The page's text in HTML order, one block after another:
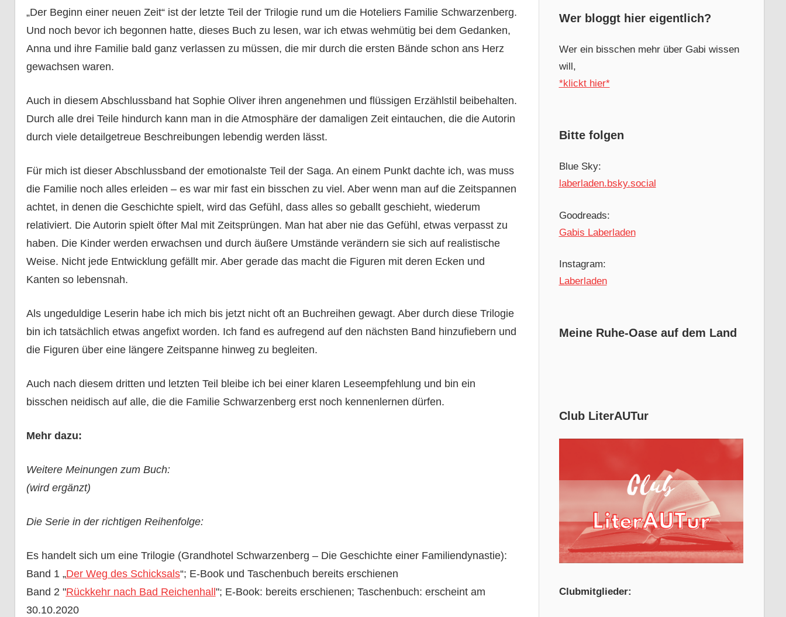
„Der Beginn einer neuen Zeit“ ist der letzte Teil der Trilogie rund um die Hoteliers Familie Schwarzenberg.
Und noch bevor ich begonnen hatte, dieses Buch zu lesen, war ich etwas wehmütig bei dem Gedanken,
Anna und ihre Familie bald ganz verlassen zu müssen, die mir durch die ersten Bände schon ans Herz
gewachsen waren.
Auch in diesem Abschlussband hat Sophie Oliver ihren angenehmen und flüssigen Erzählstil beibehalten.
Durch alle drei Teile hindurch kann man in die Atmosphäre der damaligen Zeit eintauchen, die die Autorin
durch viele detailgetreue Beschreibungen lebendig werden lässt.
Für mich ist dieser Abschlussband der emotionalste Teil der Saga. An einem Punkt dachte ich, was muss
die Familie noch alles erleiden – es war mir fast ein bisschen zu viel. Aber wenn man auf die Zeitspannen
achtet, in denen die Geschichte spielt, wird das Gefühl, dass alles so geballt geschieht, wiederum
relativiert. Die Autorin spielt öfter Mal mit Zeitsprüngen. Man hat aber nie das Gefühl, etwas verpasst zu
haben. Die Kinder werden erwachsen und durch äußere Umstände verändern sie sich auf realistische
Weise. Nicht jede Entwicklung gefällt mir. Aber gerade das macht die Figuren mit deren Ecken und
Kanten so lebensnah.
Als ungeduldige Leserin habe ich mich bis jetzt nicht oft an Buchreihen gewagt. Aber durch diese Trilogie
bin ich tatsächlich etwas angefixt worden. Ich fand es aufregend auf den nächsten Band hinzufiebern und
die Figuren über eine längere Zeitspanne hinweg zu begleiten.
Auch nach diesem dritten und letzten Teil bleibe ich bei einer klaren Leseempfehlung und bin ein
bisschen neidisch auf alle, die die Familie Schwarzenberg erst noch kennenlernen dürfen.
Mehr dazu:
Weitere Meinungen zum Buch:
(wird ergänzt)
Die Serie in der richtigen Reihenfolge:
Es handelt sich um eine Trilogie (Grandhotel Schwarzenberg – Die Geschichte einer Familiendynastie):
Band 1 „Der Weg des Schicksals“; E-Book und Taschenbuch bereits erschienen
Band 2 "Rückkehr nach Bad Reichenhall "; E-Book: bereits erschienen; Taschenbuch: erscheint am
30.10.2020
Wer bloggt hier eigentlich?
Wer ein bisschen mehr über Gabi wissen
will,
*klickt hier*
Bitte folgen
Blue Sky:
laberladen.bsky.social
Goodreads:
Gabis Laberladen
Instagram:
Laberladen
Meine Ruhe-Oase auf dem Land
Club LiterAUTur
Clubmitglieder: